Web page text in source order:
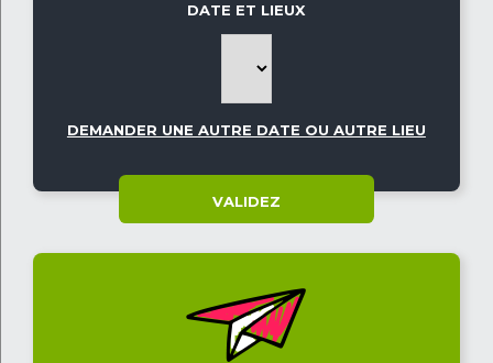
DATE ET LIEUX
DEMANDER UNE AUTRE DATE OU AUTRE LIEU
VALIDEZ